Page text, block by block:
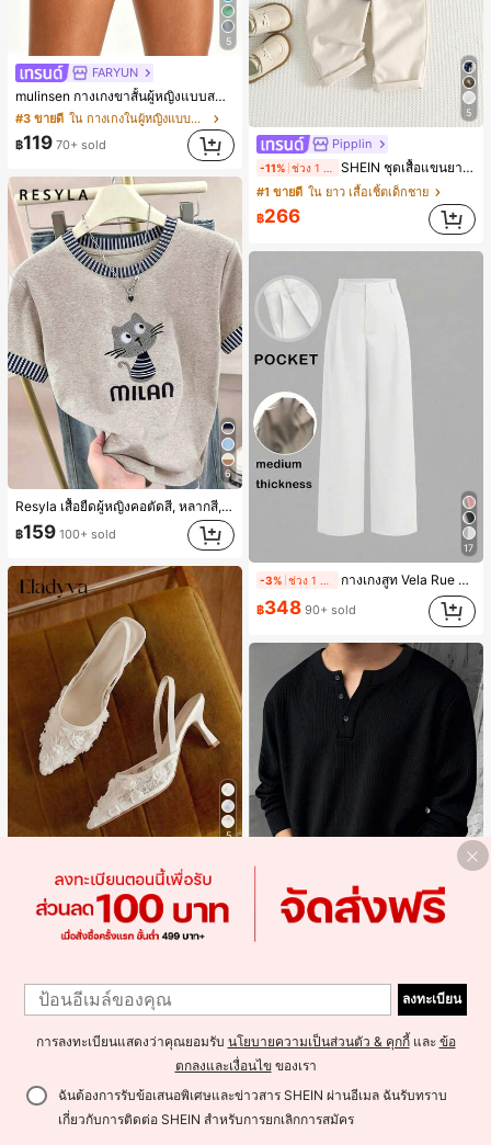
5
FARYUN
mulinsen กางเกงขาสั้นผู้หญิงแบบสบายๆ สีพื้น หลวม อเนกประสงค์ กางเกงขาสั้นกีฬา 2-In-1 สำหรับวิ่ง ฟิตเนส และการฝึกซ้อมกีฬาในฤดูร้อน
#3 ขายดี
ใน กางเกงในผู้หญิงแบบแอคทีฟ
฿119 70+ sold
6
Resyla เสื้อยืดผู้หญิงคอตัดสี, หลากสี, ลายพิมพ์แมวน่ารัก, เสื้อสำหรับออกไปเที่ยวฤดูร้อน, ดีไซน์กราฟิก, ความรู้สึกพรีเมียม, ลำลองอเนกประสงค์, สวมใส่ประจำวัน, กลางแจ้ง, ช้อปปิ้ง, การเดินทาง เสื้อผ้ากลางแจ้ง
฿159 100+ sold
5
Save ฿34
Eladyva
-10% ช่วง 1 วันที่ผ่านมา Eladyva รองเท้าส้นสูงรัดส้นผู้หญิงมีดอกไม้ประดับตาข่ายเสริมและสามารถสวมได้สองแบบ ส้นสูง 7 ซม. รูปแบบโรมัน หรูหรา ส้นเข็ม ลุคเทพนิยาย
#1 ขายดี ใน สง่างาม ปั๊มผู้หญิง
5
Pipplin
-11% SHEIN ชุดเสื้อแขนยาวและกางเกงขายาว 2 ชิ้น สำหรับเด็กทารกชาย/หญิง ยูนิเซ็กซ์ สไตล์วินเทจ ลำลอง ฤดูใบไม้ร่วง/ฤดูหนาว ชุดเสื้อผ้าเด็กทารกชาย นุ่มนิ่ม วินเทจ
#1 ขายดี ใน ยาว เสื้อเชิ้ตเด็กชาย
฿266
17
-3% กางเกงสูท Vela Rue ดีไซน์มินิมอล น้ำหนักเบา โปร่งแสงเล็กน้อย สีน้ำเงินเข้ม สีพื้น ปิดด้วยซิป ตะขอ และกระดุม ขากว้าง ทรงเพรียว แฟชั่นทุกฤดูกาล สีขาว
฿348 90+ sold
Blueprint Man เสื้อยืดผู้ชาย 1 ชิ้น คอเฮนลีย์ ผ้าถักลายวาฟเฟิล คอวีเล็ก ทรงหลวม บาง ระบายอากาศได้ดี ใส่สบาย มีกระดุม สไตล์ Old Money ทรงยุโรป ไซส์ใหญ่กว่าปกติ กรุณาเลือกไซส์เล็กลงเพื่อให้พอดีขึ้น
#1 ขายดี ใน มีรอยบาก เสื้อยืดผู้ชาย
฿275100+ sold
1
ลงทะเบียน
การลงทะเบียนแสดงว่าคุณยอมรับ นโยบายความเป็นส่วนตัว & คุกกี้และ ข้อ
ตกลงและเงื่อนไขของเรา
ฉันต้องการรับข้อเสนอพิเศษและข่าวสาร SHEIN ผ่านอีเมล ฉันรับทราบ
เกี่ยวกับการติดต่อ SHEIN สำหรับการยกเลิกการสมัคร